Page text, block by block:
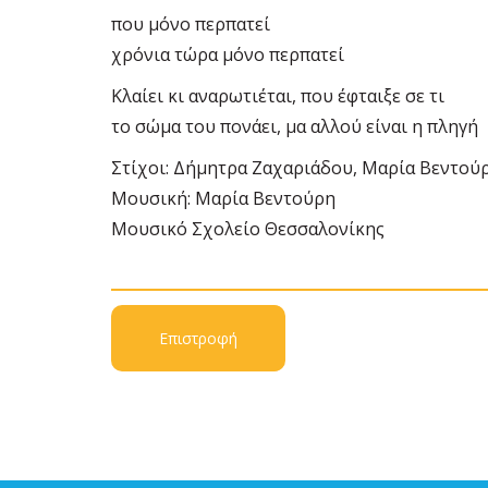
που μόνο περπατεί
χρόνια τώρα μόνο περπατεί
Κλαίει κι αναρωτιέται, που έφταιξε σε τι
το σώμα του πονάει, μα αλλού είναι η πληγή
Στίχοι: Δήμητρα Ζαχαριάδου, Μαρία
Μουσική: Μαρία Βεντούρη
Μουσικό Σχολείο Θεσσαλονίκης
Επιστροφή